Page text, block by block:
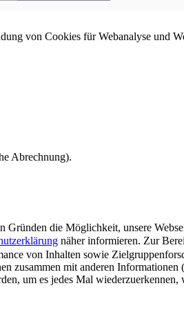
von Cookies für Webanalyse und
Abrechnung).
die Möglichkeit, unsere
näher informieren. Zur
von Inhalten sowie
zusammen mit anderen
um es jedes Mal